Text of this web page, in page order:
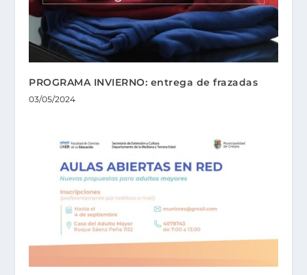
PROGRAMA INVIERNO: entrega de frazadas
03/05/2024